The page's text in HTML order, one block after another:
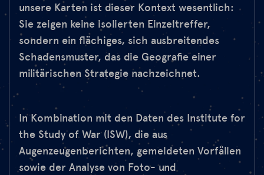
unsere Karten ist dieser Kontext wesentlich:
Sie zeigen keine isolierten Einzeltreffer,
sondern ein flächiges, sich ausbreitendes
Schadensmuster, das die Geografie einer
militärischen Strategie nachzeichnet.
In Kombination mit den Daten des Institute for
the Study of War (ISW), die aus
Augenzeugenberichten, gemeldeten Vorfällen
sowie der Analyse von Foto- und